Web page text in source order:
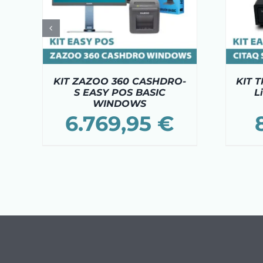
KIT ZAZOO 360 CASHDRO-
S EASY POS BASIC
WINDOWS
6.769,95 €
KIT